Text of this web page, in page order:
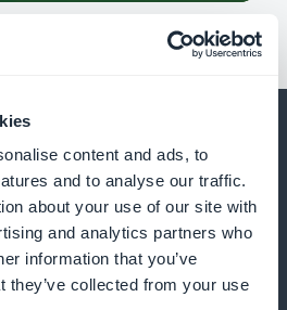
content and ads, to
and to analyse our traffic.
about your use of our site with
and analytics partners who
information that you’ve
they’ve collected from your use
di più